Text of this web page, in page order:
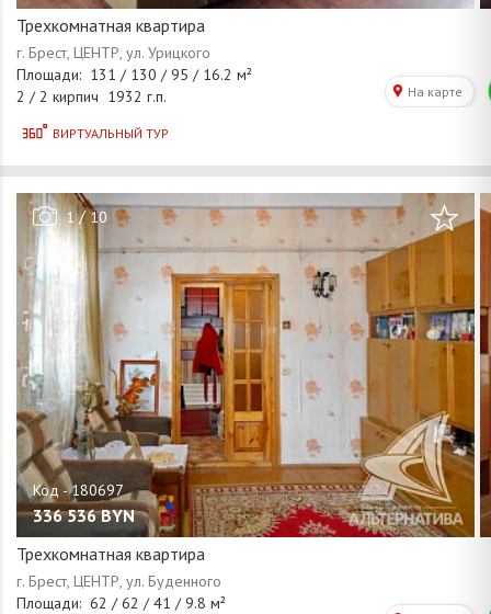
Трехкомнатная квартира
1/10
336 536 BYN
Трехкомнатная квартира